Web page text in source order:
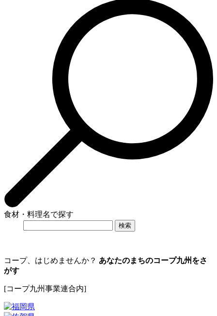
食材・料理名で探す
コープ、はじめませんか？ あなたのまちのコープ九州をさ
がす
[コープ九州事業連合内]